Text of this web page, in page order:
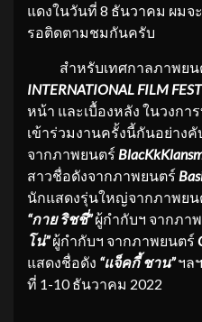
แดงในวันที่ 8 ธันวาคม ผม
รอติดตามชมกันครับ
สำหรับเทศกาลภาพยน
INTERNATIONAL FILM
หน้า และเบื้องหลัง ในวงกา
เข้าร่วมงานครั้งนี้กันอย่างคั
จากภาพยนตร์
สาวชื่อดังจากภาพยนตร์
นักแสดงรุ่นใหญ่จากภาพยน
“กาย ริชชี่”ผู้กำกับฯ จากภา
โน่”ผู้กำกับฯ จากภาพยนตร์
แสดงชื่อดัง “แจ็คกี้ ชาน”ฯล
ที่ 1-10 ธันวาคม 2022